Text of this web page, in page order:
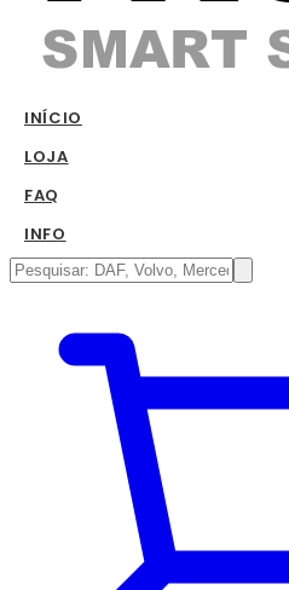
INÍCIO
LOJA
FAQ
INFO